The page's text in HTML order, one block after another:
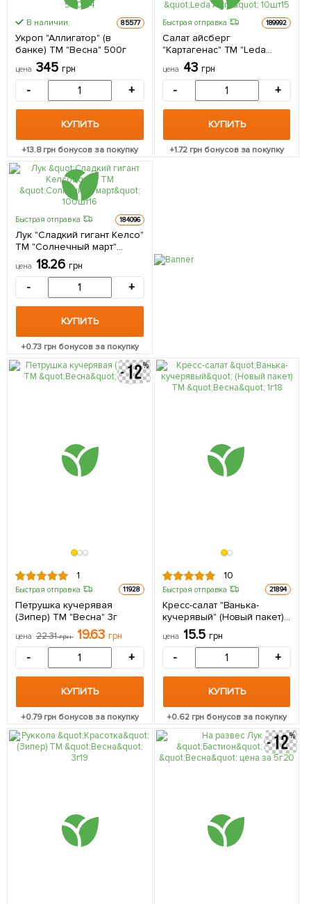
В наличии. 85577
Укроп "Аллигатор" (в
банке) ТМ "Весна" 500г
цена 345 грн
- +
КУПИТЬ
+13.8грн бонусов за покупку
Быстрая отправка 189992
Салат айсберг
"Картагенас" ТМ "Leda
Agro" 10шт
цена 43 грн
- +
КУПИТЬ
+1.72грн бонусов за покупку
Быстрая отправка 184096
Лук "Сладкий гигант Келсо"
ТМ "Солнечный март"
100шт
цена 18.26 грн
- +
КУПИТЬ
+0.73 грн бонусов за покупку
1
Быстрая отправка 11928
Петрушка кучерявая
(Зипер) ТМ "Весна" 3г
цена 22.31грн 19.63 грн
- +
КУПИТЬ
+0.79грн бонусов за покупку
10
Быстрая отправка 21894
Кресс-салат "Ванька-
кучерявый" (Новый пакет)
ТМ "Весна" 1г
цена 15.5 грн
- +
КУПИТЬ
+0.62 грн бонусов за покупку